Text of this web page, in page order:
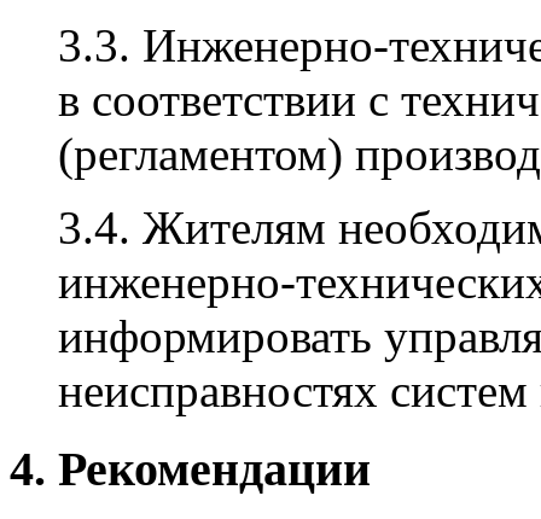
3.3. Инженерно-
в соответствии с
(регламентом)
3.4. Жителям
инженерно-
информировать
неисправностях
4. Рекомендации